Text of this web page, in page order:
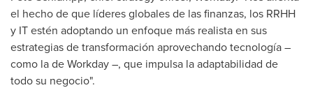
el hecho de que líderes globales de las finanzas, los RRHH
y IT estén adoptando un enfoque más realista en sus
estrategias de transformación aprovechando tecnología –
como la de Workday –, que impulsa la adaptabilidad de
todo su negocio".